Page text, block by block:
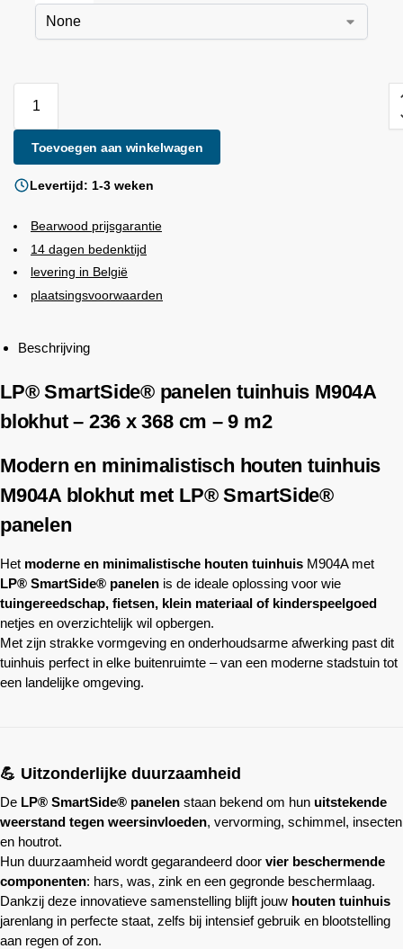
Toevoegen aan winkelwagen
Levertijd: 1-3 weken
Bearwood prijsgarantie
14 dagen bedenktijd
levering in België
plaatsingsvoorwaarden
Beschrijving
LP® SmartSide® panelen tuinhuis M904A
blokhut – 236 x 368 cm – 9 m2
Modern en minimalistisch houten tuinhuis
M904A blokhut met LP® SmartSide®
panelen
Het moderne en minimalistische houten tuinhuis M904A met
LP® SmartSide® panelen is de ideale oplossing voor wie
tuingereedschap, fietsen, klein materiaal of kinderspeelgoed
netjes en overzichtelijk wil opbergen.
Met zijn strakke vormgeving en onderhoudsarme afwerking past dit
tuinhuis perfect in elke buitenruimte – van een moderne stadstuin tot
een landelijke omgeving.
💪 Uitzonderlijke duurzaamheid
De LP® SmartSide® panelen staan bekend om hun uitstekende
weerstand tegen weersinvloeden, vervorming, schimmel, insecten
en houtrot.
Hun duurzaamheid wordt gegarandeerd door vier beschermende
componenten: hars, was, zink en een gegronde beschermlaag.
Dankzij deze innovatieve samenstelling blijft jouw houten tuinhuis
jarenlang in perfecte staat, zelfs bij intensief gebruik en blootstelling
aan regen of zon.